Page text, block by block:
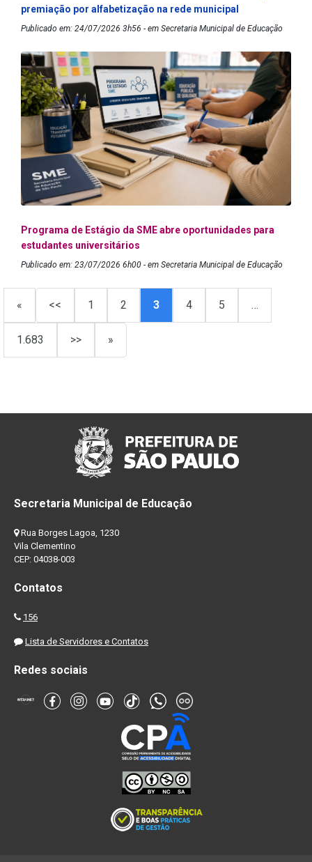
premiação por alfabetização na rede municipal
Publicado em: 24/07/2026 3h56 - em Secretaria Municipal de Educação
Programa de Estágio da SME abre oportunidades para
estudantes universitários
Publicado em: 23/07/2026 6h00 - em Secretaria Municipal de Educação
« << 1 2 3 4 5 …
1.683 >> »
Secretaria Municipal de Educação
Rua Borges Lagoa, 1230
Vila Clementino
CEP: 04038-003
Contatos
156
Lista de Servidores e Contatos
Redes sociais